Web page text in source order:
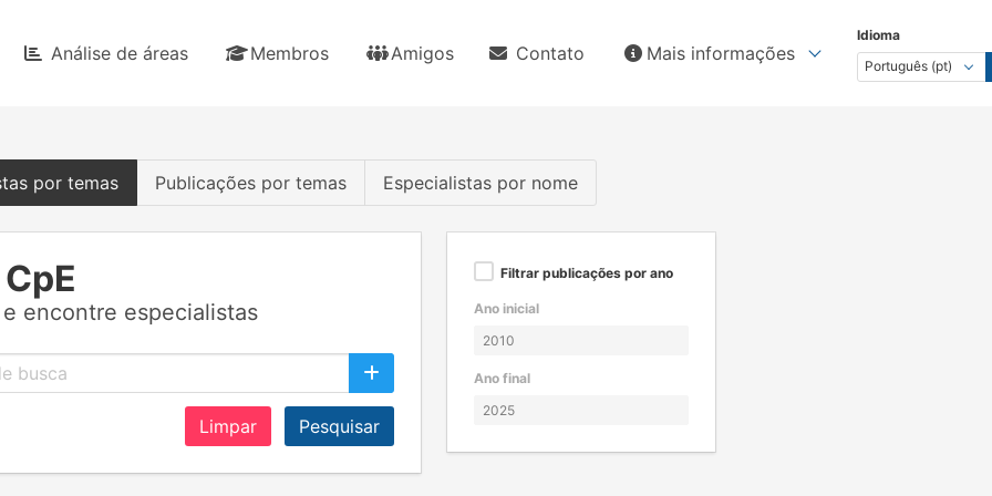
Análise de áreas Membros Amigos Contato Mais informações
Idioma
por temas Publicações por temas Especialistas por nome
encontre especialistas
Limpar Pesquisar
Filtrar publicações por ano
Ano inicial
Ano final